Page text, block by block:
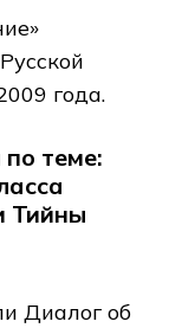
года.
теме:
Тийны
Диалог об